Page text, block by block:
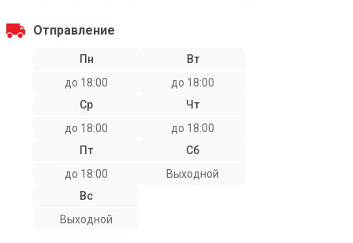
Отправление
Пн
до 18:00
Вт
до 18:00
Ср
до 18:00
Чт
до 18:00
Пт
до 18:00
Сб
Выходной
Вс
Выходной